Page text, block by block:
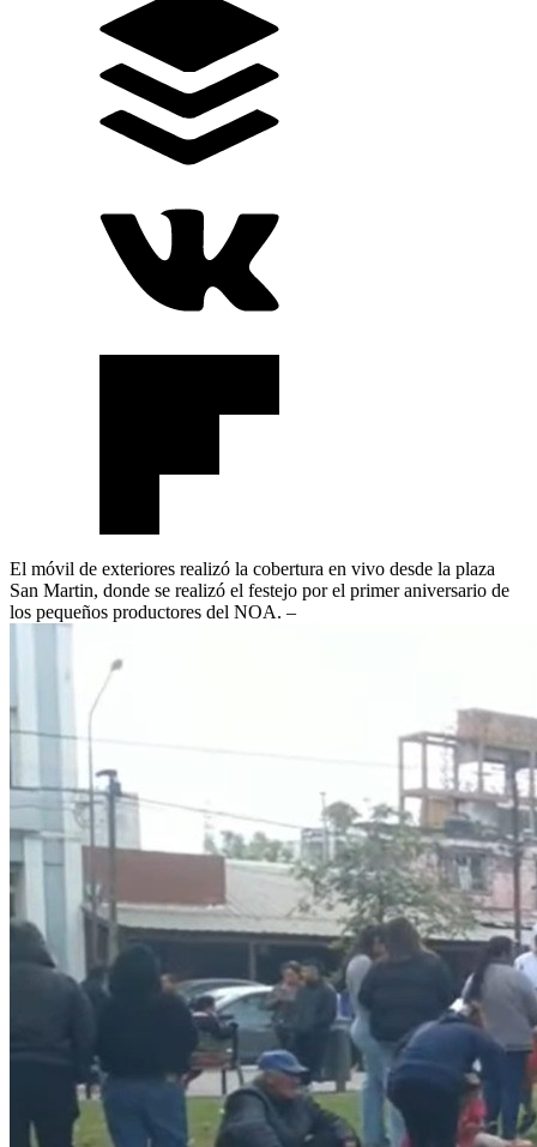
El móvil de exteriores realizó la cobertura en vivo desde la plaza
San Martin, donde se realizó el festejo por el primer aniversario de
los pequeños productores del NOA. –